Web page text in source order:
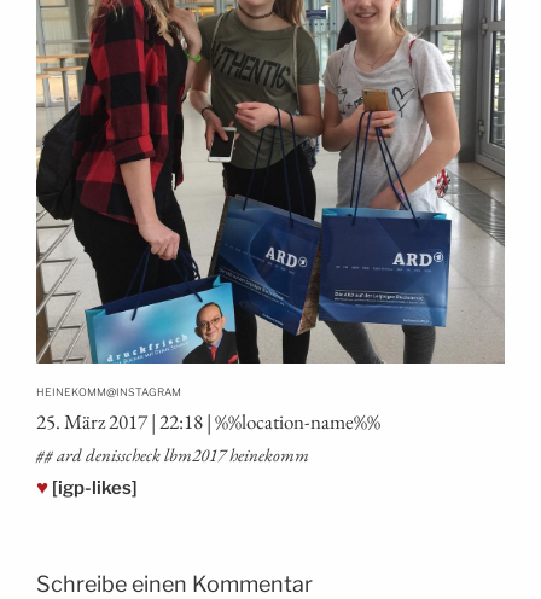
HEINEKOMM@INSTAGRAM
25. März 2017 | 22:18 | %%loca­ti­on-name%%
## ard denis­scheck lbm2017 heinekomm
♥ [igp-likes]
Schreibe einen Kommentar